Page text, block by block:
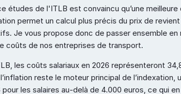
études de l'ITLB est convaincu qu’une
permet un calcul plus précis du prix de
Je vous propose donc de passer ensemble en
coûts de nos entreprises de transport.
les coûts salariaux en 2026 représenteront
reste le moteur principal de l’indexation,
les salaires au‑delà de 4.000 euros, ce qui